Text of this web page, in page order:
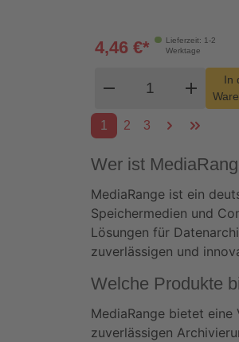
Lieferzeit: 1-2
Werktage
4,46 €*
remove
Produkt
add
In
1 2 3
Wer ist
MediaRange ist ein
Speichermedien und
Lösungen für
zuverlässigen und
Welche Produkte
MediaRange bietet
zuverlässigen